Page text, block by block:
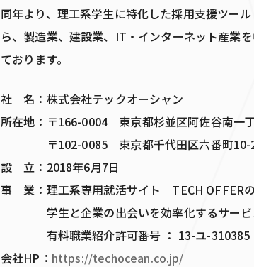
同年より、理工系学生に特化した採用支援ツー
ら、製造業、建設業、IT・インターネット産業
ております。
社 名：株式会社テックオーシャン
所在地：〒166-0004 東京都杉並区阿佐谷南一
〒102-0085 東京都千代田区六番町10-2
設 立：2018年6月7日
事 業：理工系専用就活サイト TECH OFFER
学生と企業の出会いを効率化するサービ
有料職業紹介許可番号 ： 13-ユ-310385
会社HP： https://techocean.co.jp/